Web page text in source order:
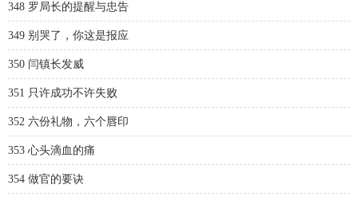
348 罗局长的提醒与忠告
349 别哭了，你这是报应
350 闫镇长发威
351 只许成功不许失败
352 六份礼物，六个唇印
353 心头滴血的痛
354 做官的要诀